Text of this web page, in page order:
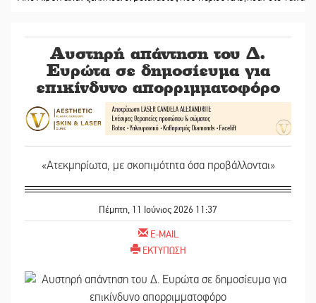
Αυστηρή απάντηση του Δ.
Ευρώτα σε δημοσίευμα για
επικίνδυνο απορριμματοφόρο
«Ατεκμηρίωτα, με σκοπιμότητα όσα προβάλλονται»
Πέμπτη, 11 Ιούνιος 2026 11:37
E-MAIL
ΕΚΤΥΠΩΣΗ